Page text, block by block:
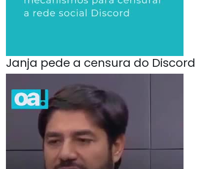
Janja pede a censura do Discord